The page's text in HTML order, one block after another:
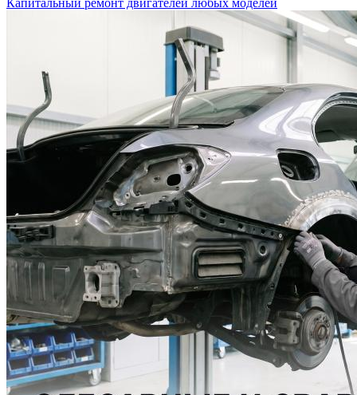
Капитальный ремонт двигателей любых моделей